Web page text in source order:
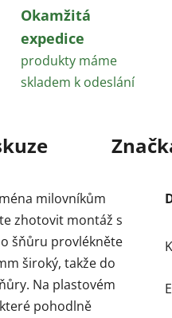
Okamžitá
expedice
produkty máme
skladem k odeslání
milovníkům
zhotovit montáž s
šňůru provlékněte
široký, takže do
Na plastovém
pohodlně